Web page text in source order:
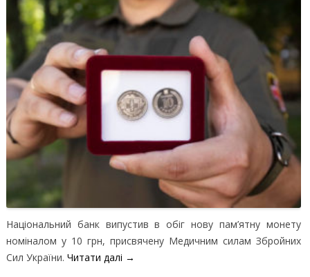
Національний банк випустив в обіг нову пам’ятну монету
номіналом у 10 грн, присвячену Медичним силам Збройних
Сил України. Читати далі →